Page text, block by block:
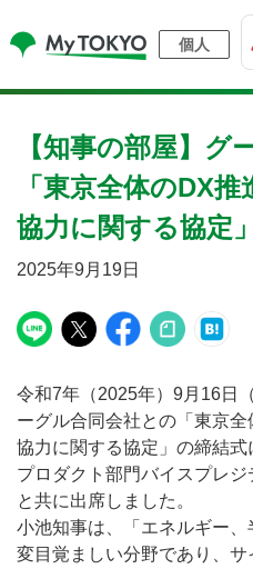
個人
【知事の部屋】グ
「東京全体のDX
協力に関する協定
2025年9月19日
令和7年（2025年）9月16日
ーグル合同会社との「東京
協力に関する協定」の締結
プロダクト部門バイスプレ
と共に出席しました。
小池知事は、「エネルギー
変目覚ましい分野であり、